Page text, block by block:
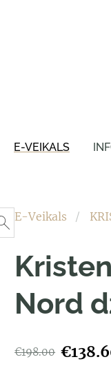
E-VEIKALS
E-Veikals
Nord
€198.00